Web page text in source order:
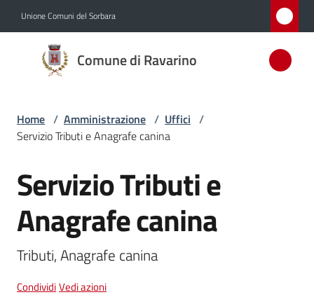
Unione Comuni del Sorbara
Comune di Ravarino
Comune
di
Novità
Servizi
Menu selezionato
Vivere
Ravarino
Home / Amministrazione / Uffici /
Servizio Tributi e Anagrafe canina
Salta al contenuto
Servizio Tributi e
Anagrafe canina
Tributi, Anagrafe canina
CondividiVedi azioni